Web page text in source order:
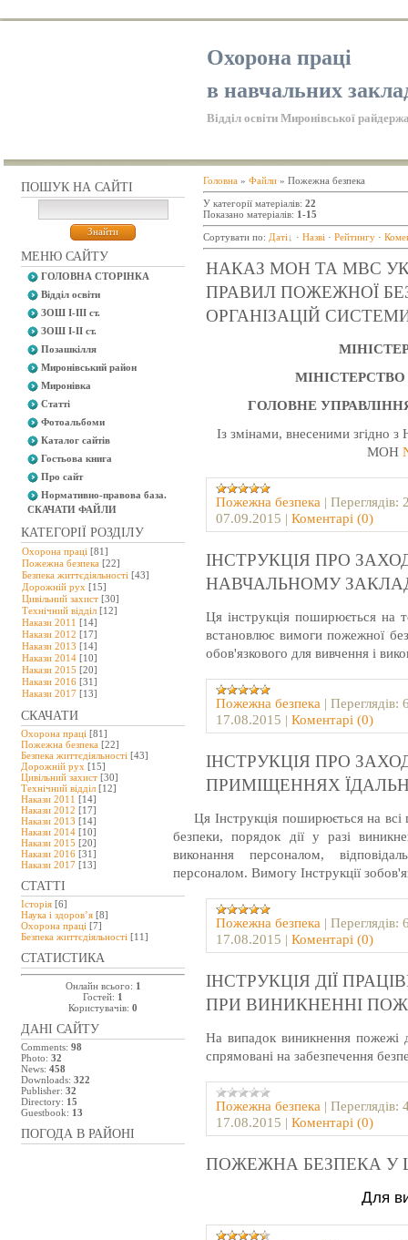
Охорона праці
в навчальних
Відділ освіти Миронівської
ПОШУК НА САЙТІ
МЕНЮ САЙТУ
ГОЛОВНА СТОРІНКА
Відділ освіти
ЗОШ І-ІІІ ст.
ЗОШ І-ІІ ст.
Позашкілля
Миронівський район
Миронівка
Статті
Фотоальбоми
Каталог сайтів
Гостьова книга
Про сайт
Нормативно-правова база.
СКАЧАТИ ФАЙЛИ
КАТЕГОРІЇ РОЗДІЛУ
Охорона праці [81]
Пожежна безпека [22]
Безпека життєдіяльності [43]
Дорожній рух [15]
Цивільний захист [30]
Технічний відділ [12]
Накази 2011 [14]
Накази 2012 [17]
Накази 2013 [14]
Накази 2014 [10]
Накази 2015 [20]
Накази 2016 [31]
Накази 2017 [13]
СКАЧАТИ
Охорона праці [81]
Пожежна безпека [22]
Безпека життєдіяльності [43]
Дорожній рух [15]
Цивільний захист [30]
Технічний відділ [12]
Накази 2011 [14]
Накази 2012 [17]
Накази 2013 [14]
Накази 2014 [10]
Накази 2015 [20]
Накази 2016 [31]
Накази 2017 [13]
СТАТТІ
Історія [6]
Наука і здоров’я [8]
Охорона праці [7]
Безпeка життєдіяльності [11]
СТАТИСТИКА
Онлайн всього: 1
Гостей: 1
Користувачів: 0
ДАНІ САЙТУ
Comments: 98
Photo: 32
News: 458
Downloads: 322
Publisher: 32
Directory: 15
Guestbook: 13
ПОГОДА В РАЙОНІ
Головна » Файли » Пожежна безпека
У категорії матеріалів: 22
Показано матеріалів: 1-15
Сортувати по: Даті · Назві · Рейтингу ·
НАКАЗ МОН ТА МВС
ПРАВИЛ ПОЖЕЖНОЇ
ОРГАНІЗАЦІЙ СИСТЕМИ
ГОЛОВНЕ
Із змінами, внесеними згідно
МОН
Пожежна безпека | Переглядів:
07.09.2015 | Коментарі (0)
ІНСТРУКЦІЯ ПРО
НАВЧАЛЬНОМУ
Ця інструкція поширюється на
встановлює вимоги пожежної
обов'язкового для вивчення і
Пожежна безпека | Переглядів:
17.08.2015 | Коментарі (0)
ІНСТРУКЦІЯ ПРО
ПРИМІЩЕННЯХ
Ця Інструкція поширюється на всі
безпеки, порядок дії у разі
виконання персоналом,
персоналом. Вимогу Інструкції
Пожежна безпека | Переглядів:
17.08.2015 | Коментарі (0)
ІНСТРУКЦІЯ ДІЇ
ПРИ ВИНИКНЕННІ
На випадок виникнення пожежі
спрямовані на забезпечення
Пожежна безпека | Переглядів:
17.08.2015 | Коментарі (0)
ПОЖЕЖНА БЕЗПЕКА У
Для